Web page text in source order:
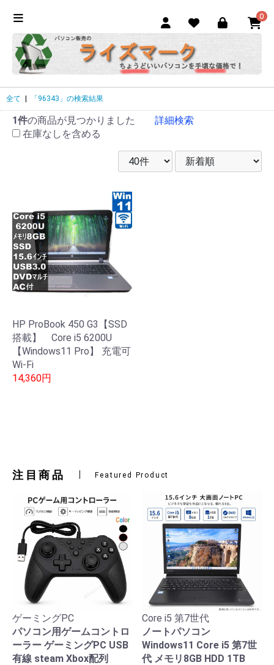
0
全て 「96343」の検索結果
1件の商品が見つかりました
詳細検索
在庫なしを含める
HP ProBook 450 G3【SSD
搭載】 Core i5 6200U
【Windows11 Pro】 充電可
Wi-Fi
14,360円
注目商品 Featured Product
ゲーミングPC
パソコン用ゲームコントロ
ーラー ゲーミングPC USB
有線 steam Xbox配列
Core i5 第7世代
ノートパソコン
Windows11 Core i5 第7世
代 メモリ8GB HDD 1TB